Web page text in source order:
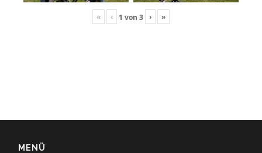
« ‹ 1 von 3 › »
MENÜ